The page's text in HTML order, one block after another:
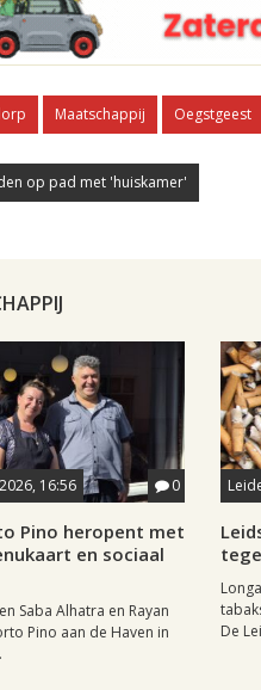
Maatschappij Oegstgeest
op pad met 'huiskamer'
16:56 0
Pino heropent met
en sociaal
Saba Alhatra en Rayan
Pino aan de Haven in
De